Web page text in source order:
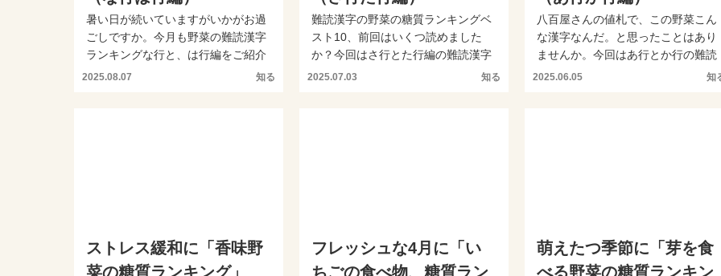
暑い日が続いていますがいかがお過
ごしですか。今月も野菜の難読漢字
ランキングな行と、は行編をご紹介
します。今回はよく食べる...
2025.08.07 知る
難読漢字の野菜の糖質ランキングベ
スト10、前回はいくつ読めました
か？今回はさ行とた行編の難読漢字
の野菜の糖質ランキングベ...
2025.07.03 知る
八百屋さんの値札で、この野菜こん
な漢字なんだ。と思ったことはあり
ませんか。今回はあ行とか行の難読
漢字の野菜の糖質ランキン...
2025.06.05 知
ストレス緩和に「香味野
菜の糖質ランキング」
フレッシュな4月に「い
ちごの食べ物、糖質ラン
萌えたつ季節に「芽を食
べる野菜の糖質ランキン